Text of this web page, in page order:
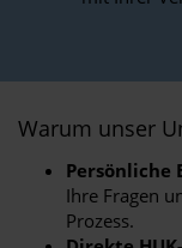
Warum unser
Persönliche
Ihre Fragen
Prozess.